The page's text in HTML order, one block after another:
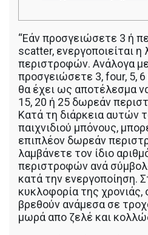
“Εάν προσγειώσετε 3 ή
scatter, ενεργοποιείται η
περιστροφών. Ανάλογα
προσγειώσετε 3, four, 5,
θα έχει ως αποτέλεσμα
15, 20 ή 25 δωρεάν
Κατά τη διάρκεια αυτών
παιχνιδιού μπόνους,
επιπλέον δωρεάν
λαμβάνετε τον ίδιο
περιστροφών ανά
κατά την ενεργοποίηση.
κυκλοφορία της χρονιάς,
βρεθούν ανάμεσα σε
μωρά απο ζελέ και